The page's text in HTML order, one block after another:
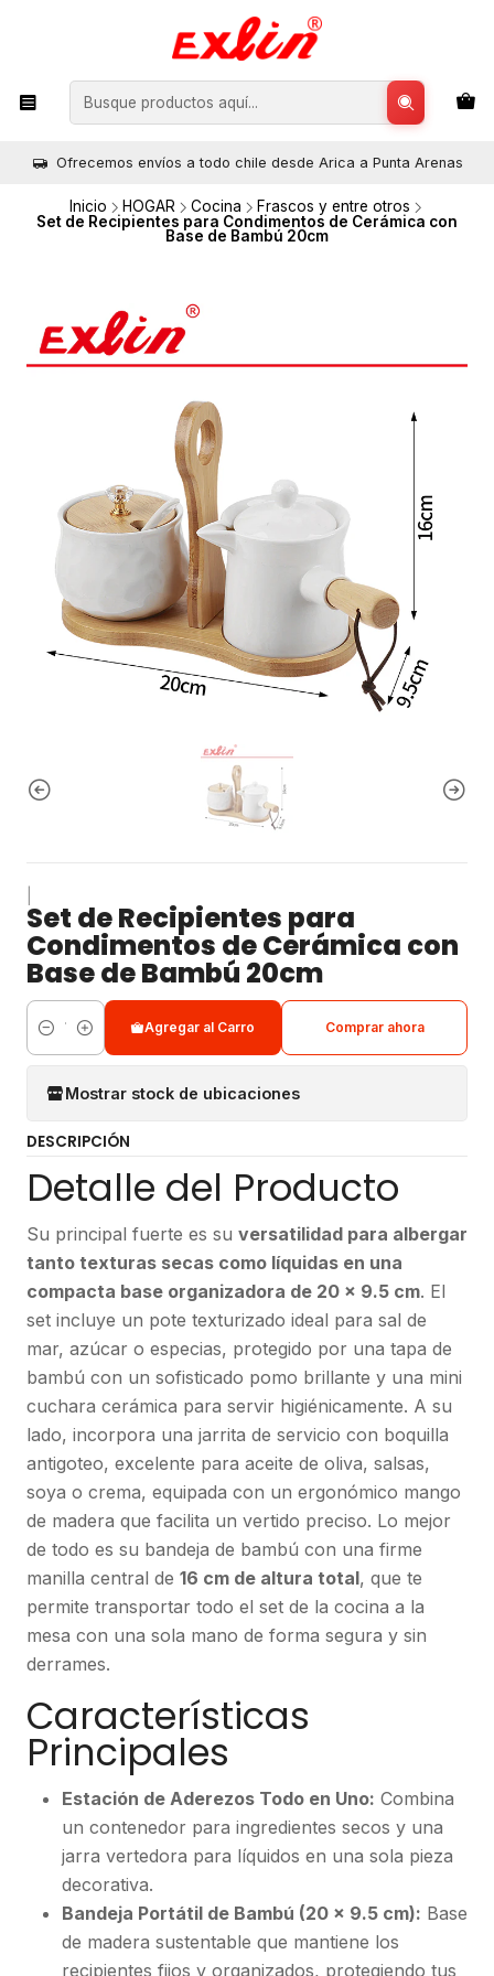
Ofrecemos envíos a todo chile desde Arica a Punta Arenas
Inicio HOGAR Cocina
Frascos y entre otros
Set de Recipientes para Condimentos de Cerámica con
Base de Bambú 20cm
Set de Recipientes para
Condimentos de Cerámica con
Base de Bambú 20cm
Cantidad
Agregar al Carro Comprar ahora
Mostrar stock de ubicaciones
DESCRIPCIÓN
Detalle del Producto
Su principal fuerte es su versatilidad para albergar
tanto texturas secas como líquidas en una
compacta base organizadora de 20 x 9.5 cm. El
set incluye un pote texturizado ideal para sal de
mar, azúcar o especias, protegido por una tapa de
bambú con un sofisticado pomo brillante y una mini
cuchara cerámica para servir higiénicamente. A su
lado, incorpora una jarrita de servicio con boquilla
antigoteo, excelente para aceite de oliva, salsas,
soya o crema, equipada con un ergonómico mango
de madera que facilita un vertido preciso. Lo mejor
de todo es su bandeja de bambú con una firme
manilla central de 16 cm de altura total, que te
permite transportar todo el set de la cocina a la
mesa con una sola mano de forma segura y sin
derrames.
Características
Principales
Estación de Aderezos Todo en Uno: Combina
un contenedor para ingredientes secos y una
jarra vertedora para líquidos en una sola pieza
decorativa.
Bandeja Portátil de Bambú (20 x 9.5 cm): Base
de madera sustentable que mantiene los
recipientes fijos y organizados, protegiendo tus